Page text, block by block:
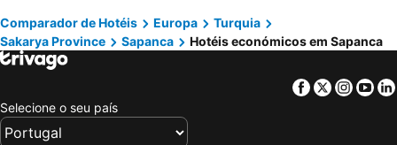
Dedeman Village Sapanca
Cevizdibi Hotel
Luxon Hotel Sakarya
Kartepe Panorama
Hampton By Hilton Sakarya
Comparador de Hotéis Europa
Turquia
Sakarya Province
Sapanca Hotéis económicos em Sapanca
Facebook
Twitter
Selecione o seu país